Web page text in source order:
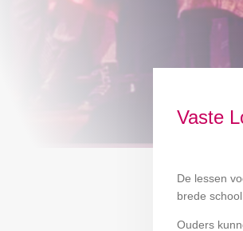
Vaste
De lessen
brede
Ouders